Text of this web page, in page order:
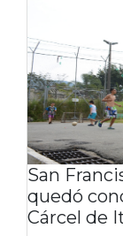
San
quedó
Cárcel de